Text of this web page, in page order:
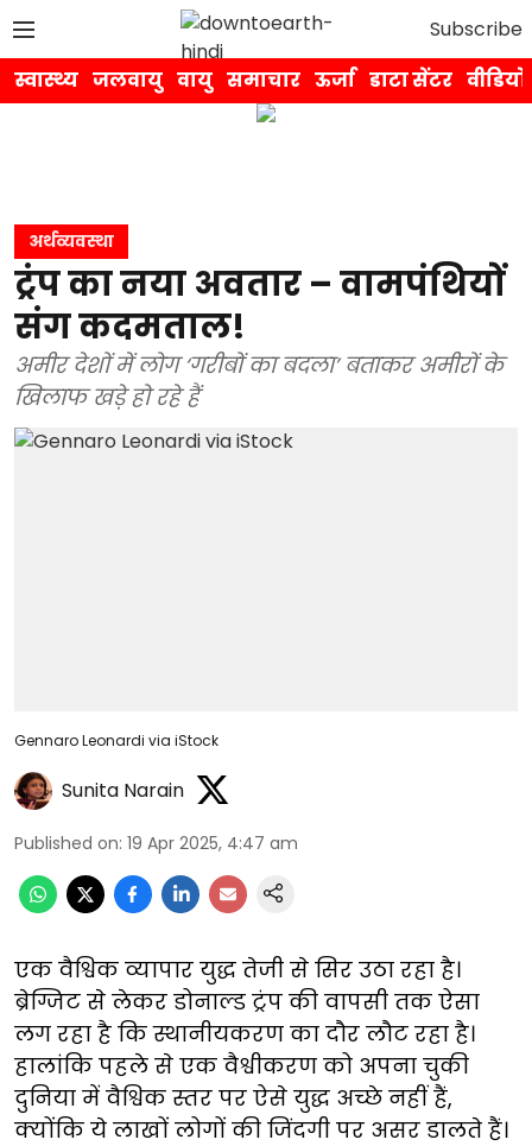
Subscribe
स्वास्थ्य जलवायु वायु समाचार ऊर्जा डाटा सेंटर वीडियो
अर्थव्यवस्था
ट्रंप का नया अवतार – वामपंथियों
संग कदमताल!
अमीर देशों में लोग ‘गरीबों का बदला’ बताकर अमीरों के
खिलाफ खड़े हो रहे हैं
Gennaro Leonardi via iStock
Sunita Narain
Published on: 19 Apr 2025, 4:47 am
एक वैश्विक व्यापार युद्ध तेजी से सिर उठा रहा है।
ब्रेग्जिट से लेकर डोनाल्ड ट्रंप की वापसी तक ऐसा
लग रहा है कि स्थानीयकरण का दौर लौट रहा है।
हालांकि पहले से एक वैश्वीकरण को अपना चुकी
दुनिया में वैश्विक स्तर पर ऐसे युद्ध अच्छे नहीं हैं,
क्योंकि ये लाखों लोगों की जिंदगी पर असर डालते हैं।